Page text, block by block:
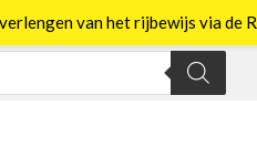
van het rijbewijs via de